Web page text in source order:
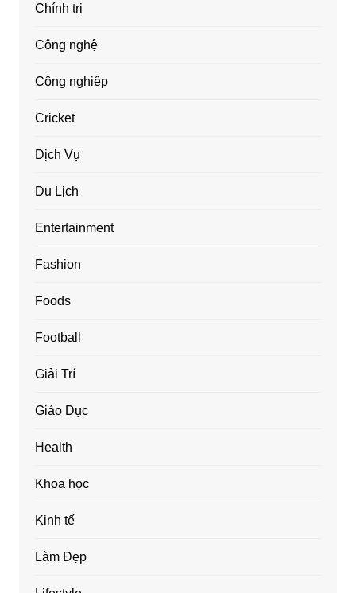
Chính trị
Công nghệ
Công nghiệp
Cricket
Dịch Vụ
Du Lịch
Entertainment
Fashion
Foods
Football
Giải Trí
Giáo Dục
Health
Khoa học
Kinh tế
Làm Đẹp